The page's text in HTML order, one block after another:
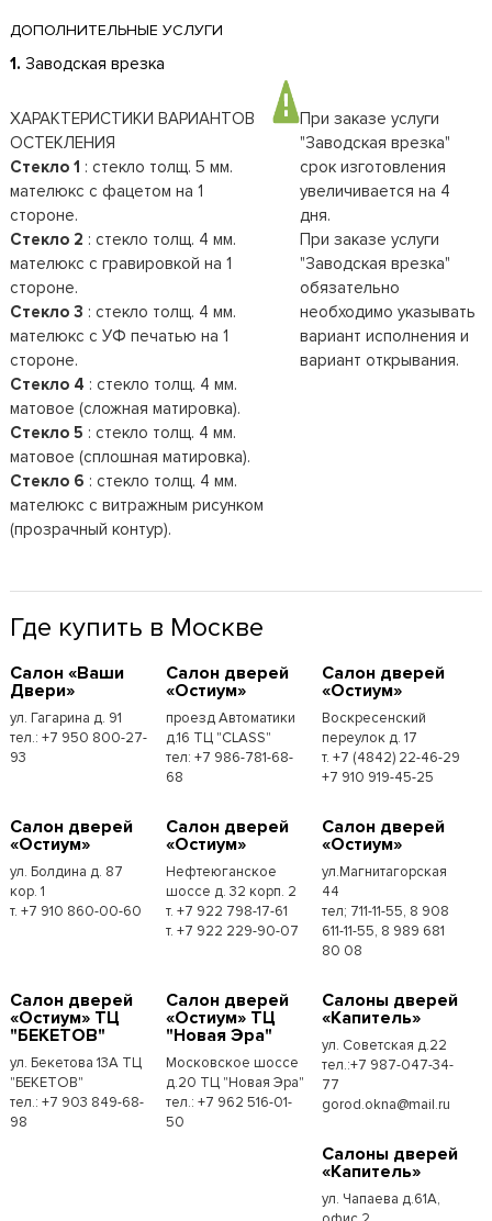
ДОПОЛНИТЕЛЬНЫЕ УСЛУГИ
1. Заводская врезка
ХАРАКТЕРИСТИКИ ВАРИАНТОВ
ОСТЕКЛЕНИЯ
Стекло 1 : стекло толщ. 5 мм.
мателюкс с фацетом на 1
стороне.
Стекло 2 : стекло толщ. 4 мм.
мателюкс с гравировкой на 1
стороне.
Стекло 3 : стекло толщ. 4 мм.
мателюкс с УФ печатью на 1
стороне.
Стекло 4 : стекло толщ. 4 мм.
матовое (сложная матировка).
Стекло 5 : стекло толщ. 4 мм.
матовое (сплошная матировка).
Стекло 6 : стекло толщ. 4 мм.
мателюкс с витражным рисунком
(прозрачный контур).
При заказе услуги
"Заводская врезка"
срок изготовления
увеличивается на 4
дня.
При заказе услуги
"Заводская врезка"
обязательно
необходимо указывать
вариант исполнения и
вариант открывания.
Где купить в Москве
Cалон «Ваши
Двери»
ул. Гагарина д. 91
тел.: +7 950 800-27-
93
Cалон дверей
«Остиум»
проезд Автоматики
д.16 ТЦ "CLASS"
тел: +7 986-781-68-
68
Cалон дверей
«Остиум»
Воскресенский
переулок д. 17
т. +7 (4842) 22-46-29
+7 910 919-45-25
Cалон дверей
«Остиум»
ул. Болдина д. 87
кор. 1
т. +7 910 860-00-60
Cалон дверей
«Остиум»
Нефтеюганское
шоссе д. 32 корп. 2
т. +7 922 798-17-61
т. +7 922 229-90-07
Cалон дверей
«Остиум»
ул.Магнитагорская
44
тел; 711-11-55, 8 908
611-11-55, 8 989 681
80 08
Cалон дверей
«Остиум» ТЦ
"БЕКЕТОВ"
ул. Бекетова 13А ТЦ
"БЕКЕТОВ"
тел.: +7 903 849-68-
98
Cалон дверей
«Остиум» ТЦ
"Новая Эра"
Московское шоссе
д.20 ТЦ "Новая Эра"
тел.: +7 962 516-01-
50
Cалоны дверей
«Капитель»
ул. Советская д.22
тел.:+7 987-047-34-
77
gorod.okna@mail.ru
Cалоны дверей
«Капитель»
ул. Чапаева д.61А,